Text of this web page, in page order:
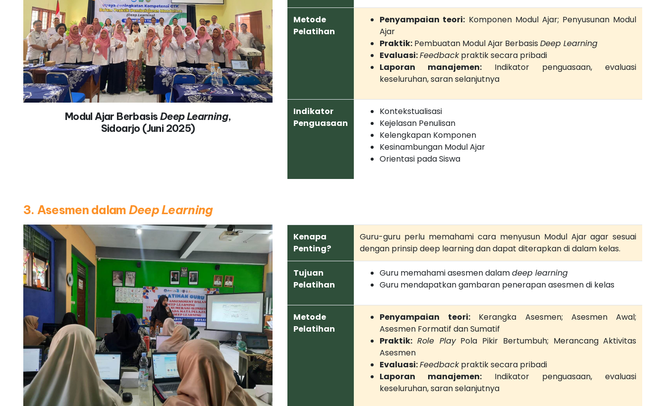
Modul Ajar Berbasis Deep Learning,
Sidoarjo (Juni 2025)
Metode
Pelatihan
Penyampaian teori: Komponen Modul Ajar; Penyusunan Modul
Ajar
Praktik: Pembuatan Modul Ajar BerbasisDeep Learning
Evaluasi:Feedbackpraktik secara pribadi
Laporan manajemen: Indikator penguasaan, evaluasi
keseluruhan, saran selanjutnya
Indikator
Penguasaan
Kontekstualisasi
Kejelasan Penulisan
Kelengkapan Komponen
Kesinambungan Modul Ajar
Orientasi pada Siswa
3. Asesmen dalam Deep Learning
Kenapa
Penting?
Guru-guru perlu memahami cara menyusun Modul Ajar agar sesuai
dengan prinsip deep learning dan dapat diterapkan di dalam kelas.
Tujuan
Pelatihan
Guru memahami asesmen dalamdeep learning
Guru mendapatkan gambaran penerapan asesmen di kelas
Metode
Pelatihan
Penyampaian teori:Kerangka Asesmen; Asesmen Awal;
Asesmen Formatif dan Sumatif
Praktik: Role PlayPola Pikir Bertumbuh; Merancang Aktivitas
Asesmen
Evaluasi:Feedbackpraktik secara pribadi
Laporan manajemen: Indikator penguasaan, evaluasi
keseluruhan, saran selanjutnya